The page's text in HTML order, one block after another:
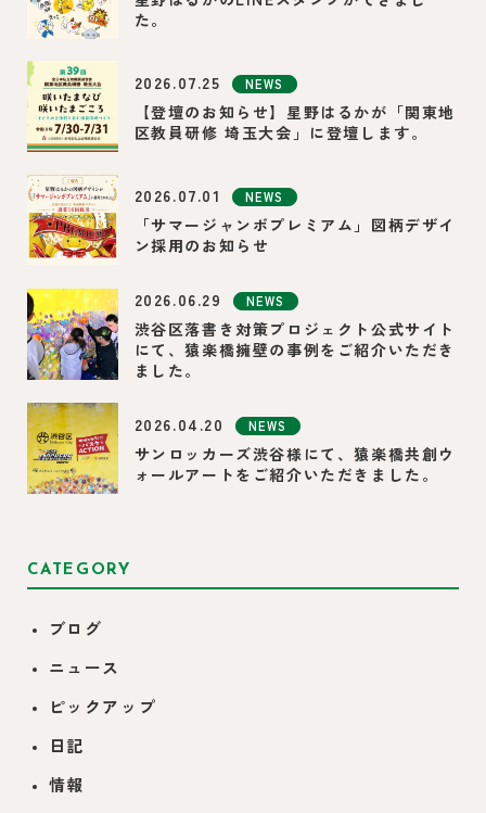
た。
2026.07.25 NEWS
【登壇のお知らせ】星野はるかが「関東地
区教員研修 埼玉大会」に登壇します。
2026.07.01 NEWS
「サマージャンボプレミアム」図柄デザイ
ン採用のお知らせ
2026.06.29 NEWS
渋谷区落書き対策プロジェクト公式サイト
にて、猿楽橋擁壁の事例をご紹介いただき
ました。
2026.04.20 NEWS
サンロッカーズ渋谷様にて、猿楽橋共創ウ
ォールアートをご紹介いただきました。
CATEGORY
ブログ
ニュース
ピックアップ
日記
情報